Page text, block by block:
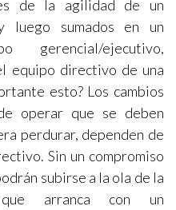
de la agilidad de un
luego sumados en un
gerencial/ejecutivo,
equipo directivo de una
esto? Los cambios
operar que se deben
perdurar, dependen de
Sin un compromiso
subirse a la ola de la
que arranca con un